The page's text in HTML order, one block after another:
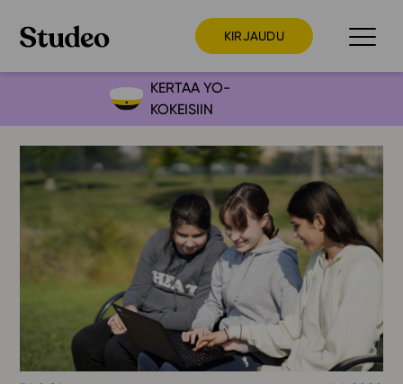
KIRJAUDU
Preppaaja
Opettaja
Opiskelija
Huoltaja
Kokeilutarjous
Ainstain
Yläkoulu
Lukio
KERTAA YO-
KOKEISIIN